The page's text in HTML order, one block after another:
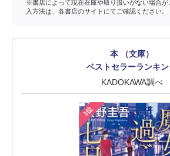
※書店によって現在在庫や取り扱いがない場合が
入方法は、各書店のサイトにてご確認ください。
本 （文庫）
ベストセラーランキ
KADOKAWA調べ
1位